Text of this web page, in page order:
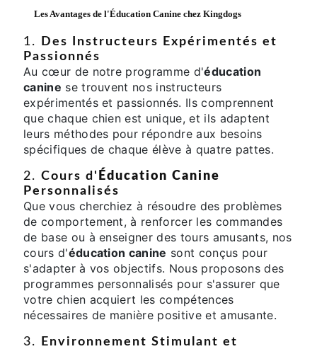
Les Avantages de l'Éducation Canine chez Kingdogs
1.
Des Instructeurs Expérimentés et
Passionnés
Au cœur de notre programme d'éducation
canine se trouvent nos instructeurs
expérimentés et passionnés. Ils comprennent
que chaque chien est unique, et ils adaptent
leurs méthodes pour répondre aux besoins
spécifiques de chaque élève à quatre pattes.
2. Cours d' Éducation Canine
Personnalisés
Que vous cherchiez à résoudre des problèmes
de comportement, à renforcer les commandes
de base ou à enseigner des tours amusants, nos
cours d'éducation canine sont conçus pour
s'adapter à vos objectifs. Nous proposons des
programmes personnalisés pour s'assurer que
votre chien acquiert les compétences
nécessaires de manière positive et amusante.
3.
Environnement Stimulant et